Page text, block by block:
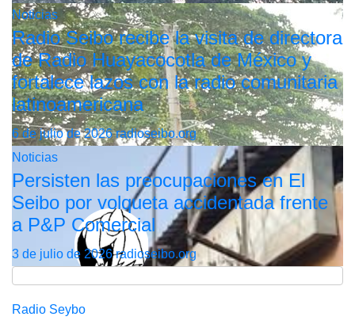
Noticias
Radio Seibo recibe la visita de directora
de Radio Huayacocotla de México y
fortalece lazos con la radio comunitaria
latinoamericana
6 de julio de 2026radioseibo.org
Noticias
Persisten las preocupaciones en El
Seibo por volqueta accidentada frente
a P&P Comercial
3 de julio de 2026radioseibo.org
Radio Seybo